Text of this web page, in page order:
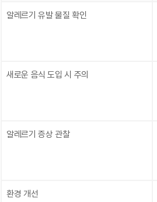
알레르기 유발 물질 확인
새로운 음식 도입 시 주의
알레르기 증상 관찰
환경 개선